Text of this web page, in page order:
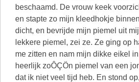
beschaamd. De vrouw keek
en stapte zo mijn kleedhokje
dicht, en bevrijde mijn piemel uit
lekkere piemel, zei ze. Ze ging op
me zitten en nam mijn dikke eikel
heerlijk zoÔÇÖn piemel van een
dat ik niet veel tijd heb. En stond